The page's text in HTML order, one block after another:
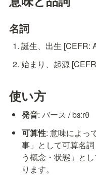
名詞
誕生、出生 [CEFR:
始まり、起源
使い方
発音: バース / bɜːrθ
可算性: 意味によっ
事」として可算名
う概念・状態」と
ります。